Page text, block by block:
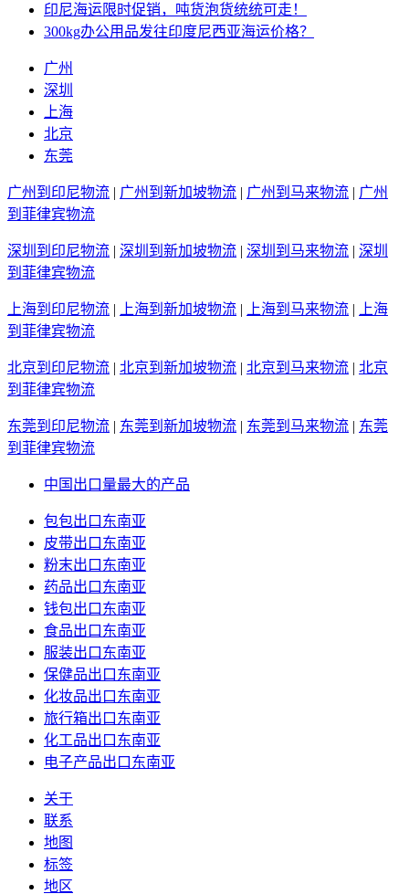
印尼海运限时促销，吨货泡货统统可走！
300kg办公用品发往印度尼西亚海运价格？
广州
深圳
上海
北京
东莞
广州到印尼物流 | 广州到新加坡物流 | 广州到马来物流 | 广州
到菲律宾物流
深圳到印尼物流 | 深圳到新加坡物流 | 深圳到马来物流 | 深圳
到菲律宾物流
上海到印尼物流 | 上海到新加坡物流 | 上海到马来物流 |
上海
到菲律宾物流
北京到印尼物流 | 北京到新加坡物流 | 北京到马来物流 | 北京
到菲律宾物流
东莞到印尼物流 | 东莞到新加坡物流 | 东莞到马来物流 | 东莞
到菲律宾物流
中国出口量最大的产品
包包出口东南亚
皮带出口东南亚
粉末出口东南亚
药品出口东南亚
钱包出口东南亚
食品出口东南亚
服装出口东南亚
保健品出口东南亚
化妆品出口东南亚
旅行箱出口东南亚
化工品出口东南亚
电子产品出口东南亚
关于
联系
地图
标签
地区